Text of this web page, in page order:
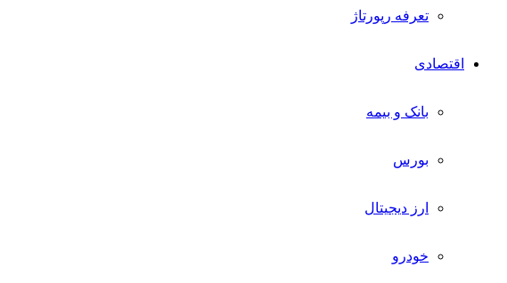
تعرفه رپورتاژ
اقتصادی
بانک و بیمه
بورس
ارز دیجیتال
خودرو